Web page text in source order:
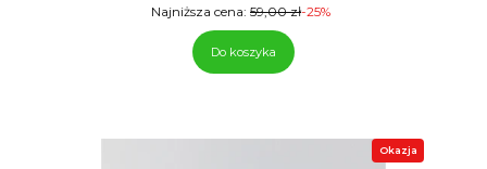
Najniższa cena: 59,00 zł-25%
Do koszyka
Okazja